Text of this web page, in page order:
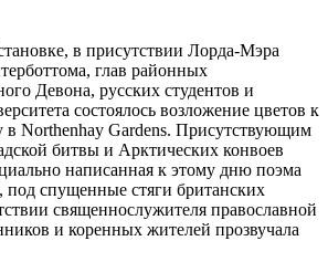
в присутствии Лорда-Мэра
глав районных
Девона, русских студентов и
состоялось возложение цветов к
в Northenhay Gardens. Присутствующим
битвы и Арктических конвоев
написанная к этому дню поэма
спущенные стяги британских
священнослужителя православной
и коренных жителей прозвучала